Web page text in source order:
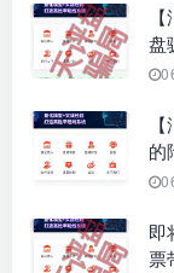
盘
的
即
票